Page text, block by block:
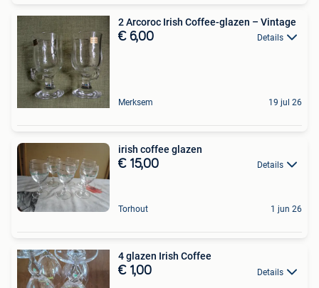
2 Arcoroc Irish Coffee-glazen – Vintage
€ 6,00 Details
Merksem 19 jul 26
irish coffee glazen
€ 15,00 Details
Torhout 1 jun 26
4 glazen Irish Coffee
€ 1,00 Details